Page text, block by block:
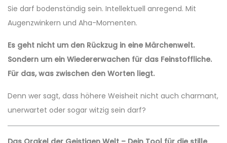
Sie darf bodenständig sein. Intellektuell anregend. Mit
Augenzwinkern und Aha-Momenten.
Es geht nicht um den Rückzug in eine Märchenwelt.
Sondern um ein Wiedererwachen für das Feinstoffliche.
Für das, was zwischen den Worten liegt.
Denn wer sagt, dass höhere Weisheit nicht auch charmant,
unerwartet oder sogar witzig sein darf?